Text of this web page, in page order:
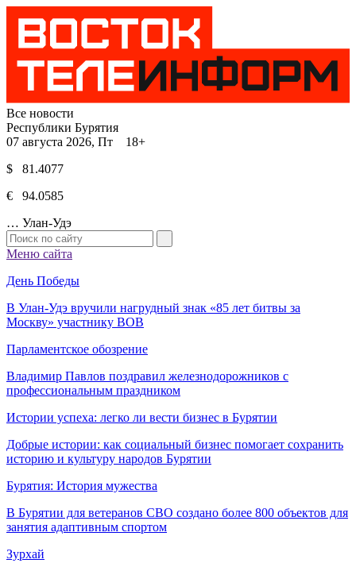
Все новости
Республики Бурятия
07 августа 2026, Пт 18+
$ 81.4077
€ 94.0585
… Улан-Удэ
Меню сайта
День Победы
В Улан-Удэ вручили нагрудный знак «85 лет битвы за
Москву» участнику ВОВ
Парламентское обозрение
Владимир Павлов поздравил железнодорожников с
профессиональным праздником
Истории успеха: легко ли вести бизнес в Бурятии
Добрые истории: как социальный бизнес помогает сохранить
историю и культуру народов Бурятии
Бурятия: История мужества
В Бурятии для ветеранов СВО создано более 800 объектов для
занятия адаптивным спортом
Зурхай